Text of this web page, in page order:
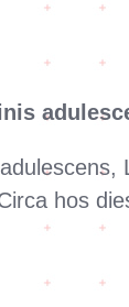
hos